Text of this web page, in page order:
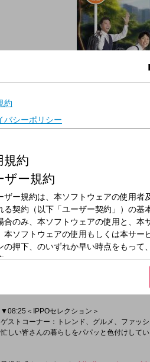
放送局
放送時間
2026年6月2日（火）08:25～09:00
番組名
IPPO（8時台後半）
忙しい朝を迎えているアナタに最新ニュース
情報をコンパクトに紹介！IPPOを聞いて、昨
ゲストコーナー：今、旬の話、知らないと恥
当たり前過ぎて、周りには聞き辛い情報を丁
▼08:25＜IPPOセレクション＞
ゲストコーナー：トレンド、グルメ、ファッシ
忙しい皆さんの暮らしをパパッと色付けしてい